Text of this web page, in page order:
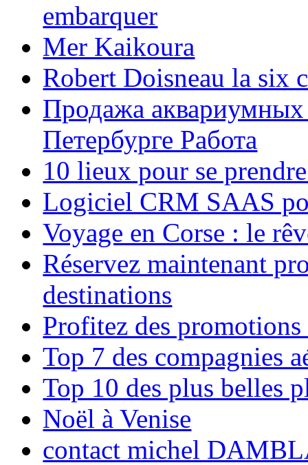
embarquer
Mer Kaikoura
Robert Doisneau la six
Продажа аквариумных
Петербурге Работа
10 lieux pour se
Logiciel CRM SAAS
Voyage en Corse : le
Réservez maintenant
destinations
Profitez des
Top 7 des compagnies
Top 10 des plus belles
Noël à Venise
contact michel